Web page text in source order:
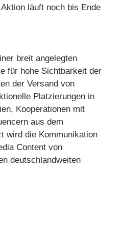
läuft noch bis Ende
breit angelegten
für hohe Sichtbarkeit der
der Versand von
Platzierungen in
Kooperationen mit
aus dem
wird die Kommunikation
Content von
deutschlandweiten